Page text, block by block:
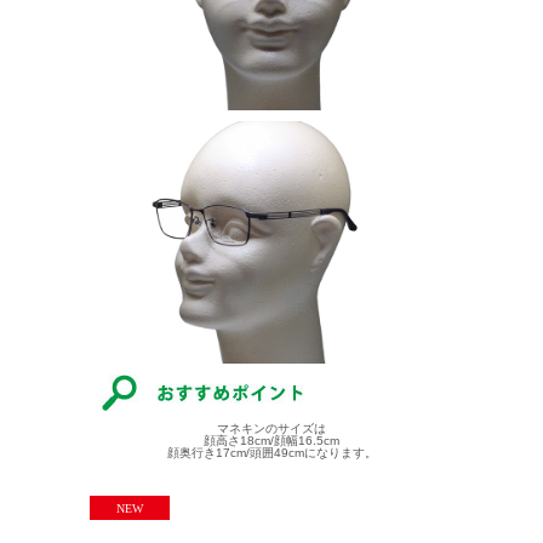
マネキンのサイズは
顔高さ18cm/顔幅16.5cm
顔奥行き17cm/頭囲49cmになります。